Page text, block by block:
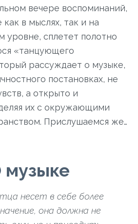
вечере воспоминаний,
в мыслях, так и на
уровне, сплетет полотно
«танцующего
рассуждает о музыке,
постановках, не
а открыто и
их с окружающими
Прислушаемся же…
музыке
несет в себе более
она должна не